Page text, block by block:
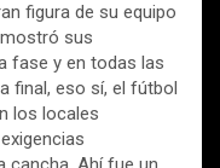
figura de su equipo
sus
fase y en todas las
final, eso sí, el fútbol
los locales